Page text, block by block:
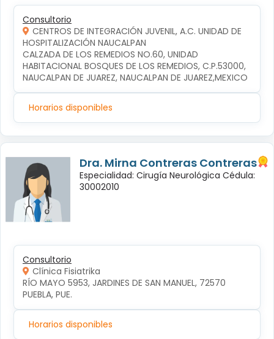
Consultorio
CENTROS DE INTEGRACIÓN JUVENIL, A.C. UNIDAD DE
HOSPITALIZACIÓN NAUCALPAN
CALZADA DE LOS REMEDIOS NO.60, UNIDAD
HABITACIONAL BOSQUES DE LOS REMEDIOS, C.P.53000,
NAUCALPAN DE JUAREZ, NAUCALPAN DE JUAREZ,MEXICO
Horarios disponibles
Dra. Mirna Contreras Contreras
Especialidad: Cirugía Neurológica Cédula:
30002010
Consultorio
Clínica Fisiatrika
RÍO MAYO 5953, JARDINES DE SAN MANUEL, 72570
PUEBLA, PUE.
Horarios disponibles